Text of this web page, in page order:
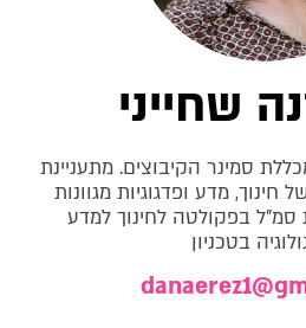
שחייני
סמינר הקיבוצים. מתעניינת
מדע ופדגוגיות מגוונות
סמ"ל בפקולטה לחינוך למדע
בטכניון